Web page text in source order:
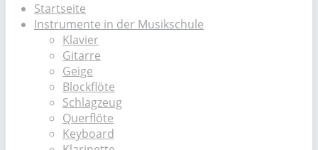
Startseite
Instrumente in der Musikschule
Klavier
Gitarre
Geige
Blockflöte
Schlagzeug
Querflöte
Keyboard